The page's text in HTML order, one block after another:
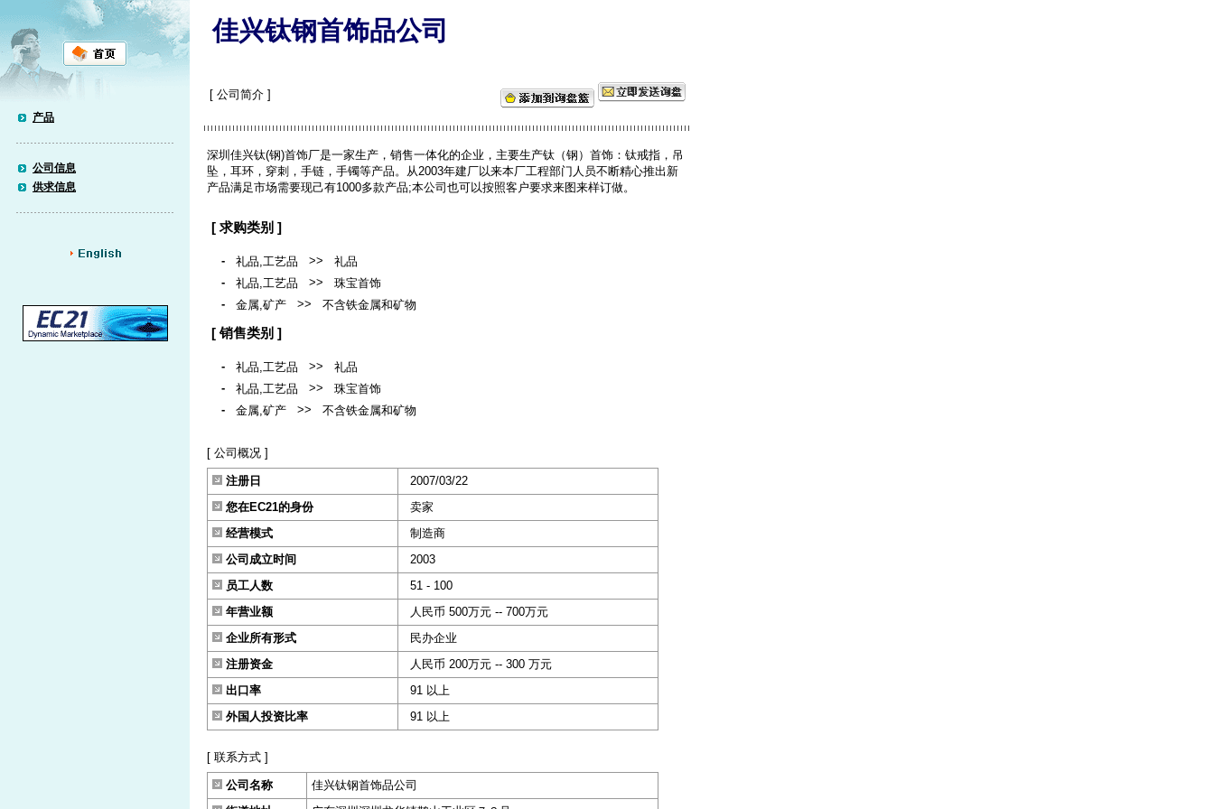
产品
公司信息
供求信息
佳兴钛钢首饰品公司
[ 公司简介 ]
深圳佳兴钛(钢)首饰厂是一家生产，销售一体化的企业，主要生产钛（钢）首饰：钛戒指，吊
坠，耳环，穿刺，手链，手镯等产品。从2003年建厂以来本厂工程部门人员不断精心推出新
产品满足市场需要现己有1000多款产品;本公司也可以按照客户要求来图来样订做。
[ 求购类别 ]
- 礼品,工艺品 >>
礼品
-
礼品,工艺品 >>
珠宝首饰
-
金属,矿产 >> 不含铁金属和矿物
[ 销售类别 ]
- 礼品,工艺品 >>
礼品
-
礼品,工艺品 >>
珠宝首饰
-
金属,矿产 >> 不含铁金属和矿物
[ 公司概况 ]
注册日
2007/03/22
您在EC21的身份
卖家
经营模式
制造商
公司成立时间
2003
员工人数
51 - 100
年营业额
人民币 500万元 -- 700万元
企业所有形式
民办企业
注册资金
人民币 200万元 -- 300 万元
出口率
91 以上
外国人投资比率
91 以上
[ 联系方式 ]
公司名称
佳兴钛钢首饰品公司